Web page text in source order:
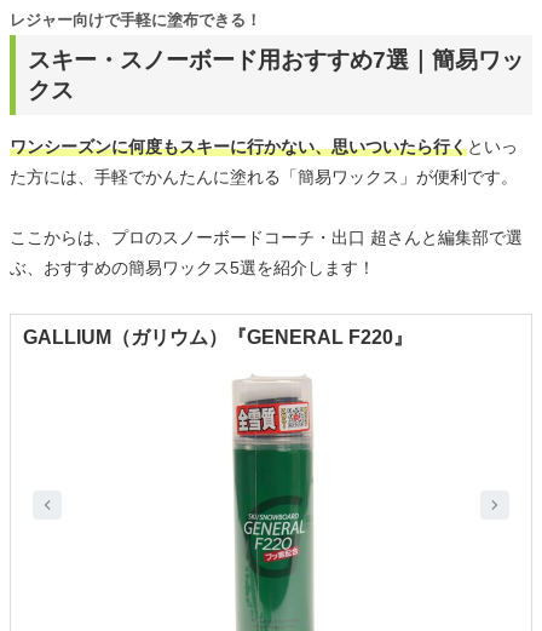
スキー・スノーボード用おすすめ7選｜簡易ワッ
クス
レジャー向けで手軽に塗布できる！
ワンシーズンに何度もスキーに行かない、思いついたら行くといっ
た方には、手軽でかんたんに塗れる「簡易ワックス」が便利です。
ここからは、プロのスノーボードコーチ・出口 超さんと編集部で選
ぶ、おすすめの簡易ワックス5選を紹介します！
GALLIUM（ガリウム）『GENERAL F220』